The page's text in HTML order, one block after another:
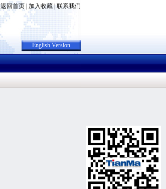
返回首页 加入收藏 联系我们
English Version